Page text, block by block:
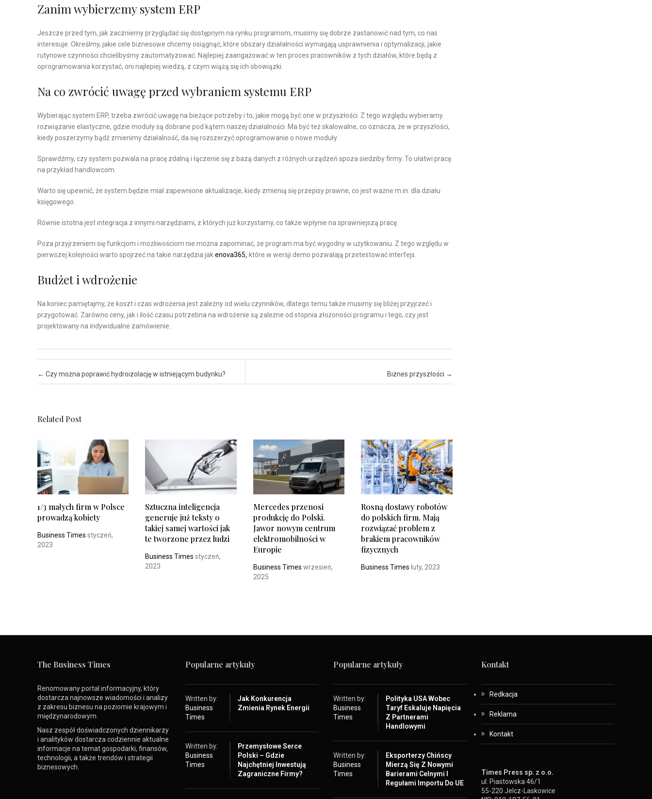
Zanim wybierzemy system ERP
Jeszcze przed tym, jak zaczniemy przyglądać się dostępnym na rynku programom, musimy się dobrze zastanowić nad tym, co nas
interesuje. Określmy, jakie cele biznesowe chcemy osiągnąć, które obszary działalności wymagają usprawnienia i optymalizacji, jakie
rutynowe czynności chcielibyśmy zautomatyzować. Najlepiej zaangażować w ten proces pracowników z tych działów, które będą z
oprogramowania korzystać, oni najlepiej wiedzą, z czym wiążą się ich obowiązki.
Na co zwrócić uwagę przed wybraniem systemu ERP
Wybierając system ERP, trzeba zwrócić uwagę na bieżące potrzeby i to, jakie mogą być one w przyszłości. Z tego względu wybieramy
rozwiązanie elastyczne, gdzie moduły są dobrane pod kątem naszej działalności. Ma być też skalowalne, co oznacza, że w przyszłości,
kiedy poszerzymy bądź zmienimy działalność, da się rozszerzyć oprogramowanie o nowe moduły.
Sprawdźmy, czy system pozwala na pracę zdalną i łączenie się z bazą danych z różnych urządzeń spoza siedziby firmy. To ułatwi pracę
na przykład handlowcom.
Warto się upewnić, że system będzie miał zapewnione aktualizacje, kiedy zmienią się przepisy prawne, co jest ważne m.in. dla działu
księgowego.
Równie istotna jest integracja z innymi narzędziami, z których już korzystamy, co także wpłynie na sprawniejszą pracę.
Poza przyjrzeniem się funkcjom i możliwościom nie można zapominać, że program ma być wygodny w użytkowaniu. Z tego względu w
pierwszej kolejności warto spojrzeć na takie narzędzia jakenova365, które w wersji demo pozwalają przetestować interfejs.
Budżet i wdrożenie
Na koniec pamiętajmy, że koszt i czas wdrożenia jest zależny od wielu czynników, dlatego temu także musimy się bliżej przyjrzeć i
przygotować. Zarówno ceny, jak i ilość czasu potrzebna na wdrożenie są zależne od stopnia złożoności programu i tego, czy jest
projektowany na indywidualne zamówienie.
Post navigation
← Czy można poprawić hydroizolację w istniejącym budynku? Biznes przyszłości →
Related Post
1/3 małych firm w Polsce
prowadzą kobiety
Business Times styczeń,
2023
Sztuczna inteligencja
generuje już teksty o
takiej samej wartości jak
te tworzone przez ludzi
Business Times styczeń,
2023
Mercedes przenosi
produkcję do Polski.
Jawor nowym centrum
elektromobilności w
Europie
Business Times wrzesień,
2025
Rosną dostawy robotów
do polskich firm. Mają
rozwiązać problem z
brakiem pracowników
fizycznych
Business Times luty, 2023
The Business Times
Renomowany portal informacyjny, który
dostarcza najnowsze wiadomości i analizy
z zakresu biznesu na poziomie krajowym i
międzynarodowym.
Nasz zespół doświadczonych dziennikarzy
i analityków dostarcza codziennie aktualne
informacje na temat gospodarki, finansów,
technologii, a także trendów i strategii
biznesowych.
Popularne artykuły
Written by:
Business
Times
Jak Konkurencja
Zmienia Rynek Energii
Written by:
Business
Times
Przemysłowe Serce
Polski – Gdzie
Najchętniej Inwestują
Zagraniczne Firmy?
Popularne artykuły
Written by:
Business
Times
Polityka USA Wobec
Taryf Eskaluje Napięcia
Z Partnerami
Handlowymi
Written by:
Business
Times
Eksporterzy Chińscy
Mierzą Się Z Nowymi
Barierami Celnymi I
Regułami Importu Do UE
Kontakt
Redkacja
Reklama
Kontakt
Times Press sp. z o.o.
ul. Piastowska 46/1
55-220 Jelcz-Laskowice